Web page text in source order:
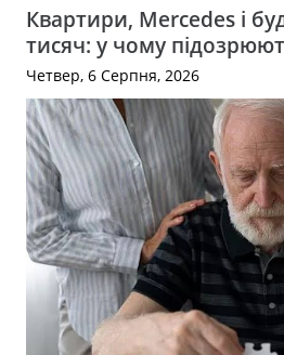
Квартири, Mercedes і
тисяч: у чому
Четвер, 6 Серпня, 2026